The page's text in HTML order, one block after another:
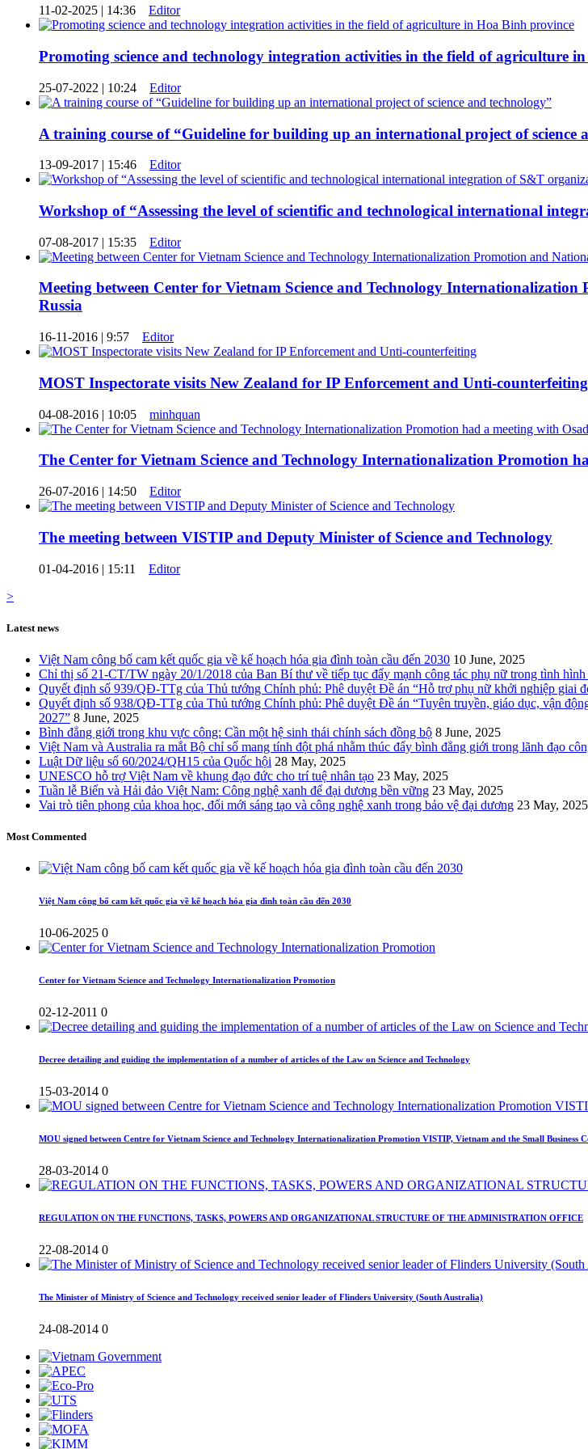
11-02-2025 | 14:36 Editor
Promoting science and technology integration activities in the field of agriculture
25-07-2022 | 10:24 Editor
A training course of “Guideline for building up an international project of science
13-09-2017 | 15:46 Editor
Workshop of “Assessing the level of scientific and technological international
07-08-2017 | 15:35 Editor
Meeting between Center for Vietnam Science and Technology
Russia
16-11-2016 | 9:57 Editor
MOST Inspectorate visits New Zealand for IP Enforcement and Unti-counterfeiting
04-08-2016 | 10:05 minhquan
The Center for Vietnam Science and Technology Internationalization Promotion
26-07-2016 | 14:50 Editor
The meeting between VISTIP and Deputy Minister of Science and Technology
01-04-2016 | 15:11
Editor
>
Latest news
Việt Nam công bố cam kết quốc gia về kế hoạch hóa gia đình toàn cầu đến 2030 10 June, 2025
Chỉ thị số 21-CT/TW ngày 20/1/2018 của Ban Bí thư về tiếp tục đẩy mạnh công tác phụ nữ trong tình hình
Quyết định số 939/QĐ-TTg của Thủ tướng Chính phủ: Phê duyệt Đề án “Hỗ trợ phụ nữ khởi nghiệp giai
Quyết định số 938/QĐ-TTg của Thủ tướng Chính phủ: Phê duyệt Đề án “Tuyên truyền, giáo dục, vận
2027” 8 June, 2025
Bình đẳng giới trong khu vực công: Cần một hệ sinh thái chính sách đồng bộ 8 June, 2025
Việt Nam và Australia ra mắt Bộ chỉ số mang tính đột phá nhằm thúc đẩy bình đẳng giới trong lãnh đạo
Luật Dữ liệu số 60/2024/QH15 của Quốc hội 28 May, 2025
UNESCO hỗ trợ Việt Nam về khung đạo đức cho trí tuệ nhân tạo 23 May, 2025
Tuần lễ Biển và Hải đảo Việt Nam: Công nghệ xanh để đại dương bền vững 23 May, 2025
Vai trò tiên phong của khoa học, đổi mới sáng tạo và công nghệ xanh trong bảo vệ đại dương 23 May, 2025
Most Commented
Việt Nam công bố cam kết quốc gia về kế hoạch hóa gia đình toàn cầu đến 2030
10-06-2025 0
Center for Vietnam Science and Technology Internationalization Promotion
02-12-2011 0
Decree detailing and guiding the implementation of a number of articles of the Law on Science and Technology
15-03-2014 0
MOU signed between Centre for Vietnam Science and Technology Internationalization Promotion VISTIP, Vietnam and the Small Business
28-03-2014 0
REGULATION ON THE FUNCTIONS, TASKS, POWERS AND ORGANIZATIONAL STRUCTURE OF THE ADMINISTRATION OFFICE
22-08-2014 0
The Minister of Ministry of Science and Technology received senior leader of Flinders University (South Australia)
24-08-2014 0